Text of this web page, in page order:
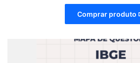
Comprar produto